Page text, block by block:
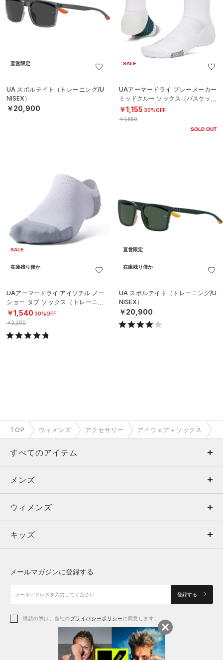
直営限定
UA スポルテイト（トレーニング/U
NISEX）
￥20,900
SALE
UAアーマードライ プレーメーカー
ミッドクルー ソックス（バスケット
ボール/UNISEX）
￥1,155 30%OFF
￥1,650
SOLD OUT
SALE
在庫残り僅か
UAアーマードライ アイソチル ノー
ショー タブ ソックス（トレーニン
グ/UNISEX）
￥1,540 30%OFF
￥2,200
直営限定
在庫残り僅か
UA スポルテイト（トレーニング/U
NISEX）
￥20,900
TOP ウィメンズ アクセサリー アイウェア＋ソックス
すべてのアイテム
メンズ
ウィメンズ
キッズ
アクセサリー
メンズ
トップス
ボトムス
アクセサリー
ウィメンズ
トップス
シューズ
アクセサリー
キッズ
シューズ
メールマガジンに登録する
登録する
購読の際は、当社のプライバシーポリシーに同意します。